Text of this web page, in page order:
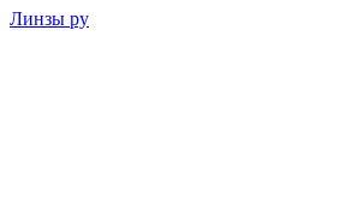
Линзы ру